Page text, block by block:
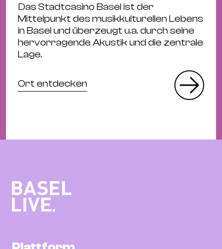
Das Stadtcasino Basel ist der
Mittelpunkt des musikkulturellen Lebens
in Basel und überzeugt u.a. durch seine
hervorragende Akustik und die zentrale
Lage.
Ort entdecken